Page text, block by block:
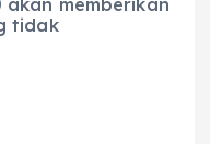
akan memberikan
tidak